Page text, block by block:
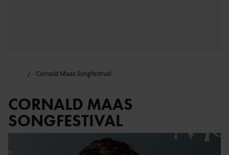
Cornald Maas Songfestival
CORNALD MAAS
SONGFESTIVAL